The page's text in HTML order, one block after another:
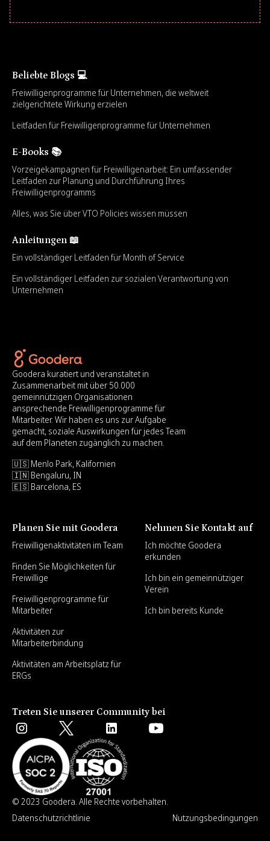
Beliebte Blogs 💻
Freiwilligenprogramme für Unternehmen, die weltweit
zielgerichtete Wirkung erzielen
Leitfaden für Freiwilligenprogramme für Unternehmen
E-Books 📚
Vorzeigekampagnen für Freiwilligenarbeit: Ein umfassender
Leitfaden zur Planung und Durchführung Ihres
Freiwilligenprogramms
Alles, was Sie über VTO Policies wissen müssen
Anleitungen 📖
Ein vollständiger Leitfaden für Month of Service
Ein vollständiger Leitfaden zur sozialen Verantwortung von
Unternehmen
Goodera kuratiert und veranstaltet in
Zusammenarbeit mit über 50.000
gemeinnützigen Organisationen
ansprechende Freiwilligenprogramme für
Mitarbeiter. Wir haben es uns zur Aufgabe
gemacht, soziale Auswirkungen für jedes Team
auf dem Planeten zugänglich zu machen.
🇺🇸 Menlo Park, Kalifornien
🇮🇳 Bengaluru, IN
🇪🇸 Barcelona, ES
Planen Sie mit Goodera
Freiwilligenaktivitäten im Team
Finden Sie Möglichkeiten für
Freiwillige
Freiwilligenprogramme für
Mitarbeiter
Aktivitäten zur
Mitarbeiterbindung
Aktivitäten am Arbeitsplatz für
ERGs
Nehmen Sie Kontakt auf
Ich möchte Goodera
erkunden
Ich bin ein gemeinnütziger
Verein
Ich bin bereits Kunde
Treten Sie unserer Community bei
© 2023 Goodera. Alle Rechte vorbehalten.
Datenschutzrichtlinie
Nutzungsbedingungen